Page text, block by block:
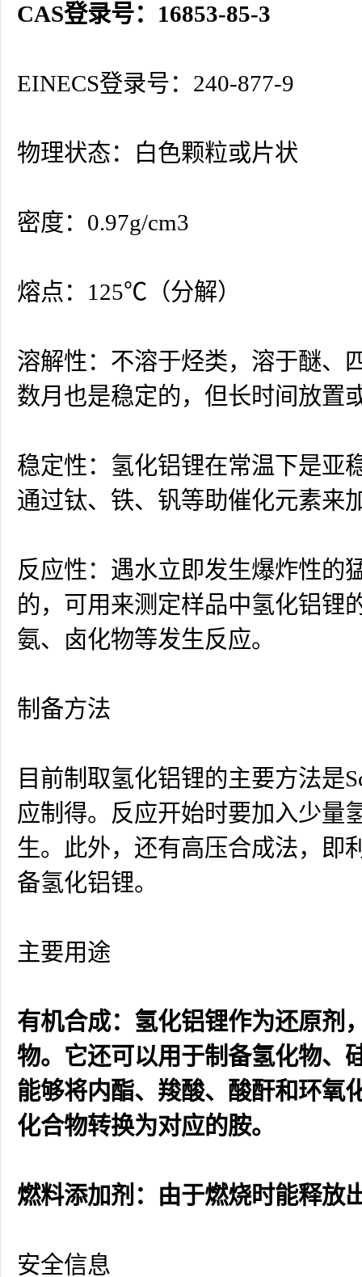
CAS登录号：16853-85-3
EINECS登录号：240-877-9
物理状态：白色颗粒或片状
密度：0.97g/cm3
熔点：125℃（分解）
溶解性：不溶于烃类，溶于醚、
数月也是稳定的，但长时间放置
稳定性：氢化铝锂在常温下是亚
通过钛、铁、钒等助催化元素来
反应性：遇水立即发生爆炸性的
的，可用来测定样品中氢化铝锂
氨、卤化物等发生反应。
制备方法
目前制取氢化铝锂的主要方法是
应制得。反应开始时要加入少量
生。此外，还有高压合成法，即
备氢化铝锂。
主要用途
有机合成：氢化铝锂作为还原剂
物。它还可以用于制备氢化物、
能够将内酯、羧酸、酸酐和环氧
化合物转换为对应的胺。
燃料添加剂：由于燃烧时能释放
安全信息